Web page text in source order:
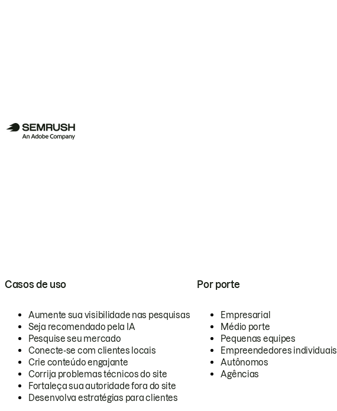
Casos de uso
Aumente sua visibilidade nas pesquisas
Seja recomendado pela IA
Pesquise seu mercado
Conecte-se com clientes locais
Crie conteúdo engajante
Corrija problemas técnicos do site
Fortaleça sua autoridade fora do site
Desenvolva estratégias para clientes
Por porte
Empresarial
Médio porte
Pequenas equipes
Empreendedores individuais
Autônomos
Agências